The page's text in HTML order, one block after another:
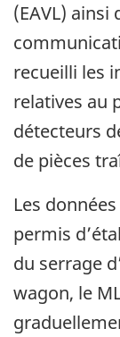
(EAVL)
recueilli les
relatives au
détecteurs
de pièces
Les
permis
du serrage
wagon, le